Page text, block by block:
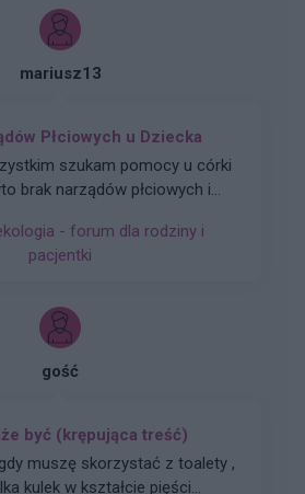
mariusz13
Płciowych u Dziecka
szukam pomocy u córki
brak narządów płciowych i
godnego polecenia nie za
miliony Dziękuję
- forum dla rodziny i
pacjentki
gość
być (krępująca treść)
muszę skorzystać z toalety ,
kulek w kształcie pięści